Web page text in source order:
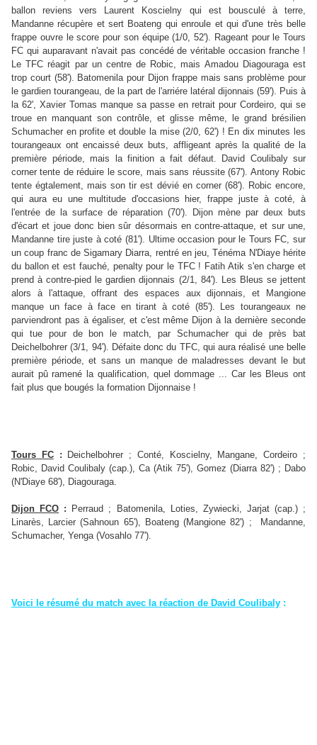
ballon reviens vers Laurent Koscielny qui est bousculé à terre,
Mandanne récupère et sert Boateng qui enroule et qui d'une très belle
frappe ouvre le score pour son équipe (1/0, 52'). Rageant pour le Tours
FC qui auparavant n'avait pas concédé de véritable occasion franche !
Le TFC réagit par un centre de Robic, mais Amadou Diagouraga est
trop court (58'). Batomenila pour Dijon frappe mais sans problème pour
le gardien tourangeau, de la part de l'arriére latéral dijonnais (59'). Puis à
la 62', Xavier Tomas manque sa passe en retrait pour Cordeiro, qui se
troue en manquant son contrôle, et glisse même, le grand brésilien
Schumacher en profite et double la mise (2/0, 62') ! En dix minutes les
tourangeaux ont encaissé deux buts, affligeant après la qualité de la
première période, mais la finition a fait défaut. David Coulibaly sur
corner tente de réduire le score, mais sans réussite (67'). Antony Robic
tente égtalement, mais son tir est dévié en corner (68'). Robic encore,
qui aura eu une multitude d'occasions hier, frappe juste à coté, à
l'entrée de la surface de réparation (70'). Dijon mène par deux buts
d'écart et joue donc bien sûr désormais en contre-attaque, et sur une,
Mandanne tire juste à coté (81'). Ultime occasion pour le Tours FC, sur
un coup franc de Sigamary Diarra, rentré en jeu, Ténéma N'Diaye hérite
du ballon et est fauché, penalty pour le TFC ! Fatih Atik s'en charge et
prend à contre-pied le gardien dijonnais (2/1, 84'). Les Bleus se jettent
alors à l'attaque, offrant des espaces aux dijonnais, et Mangione
manque un face à face en tirant à coté (85'). Les tourangeaux ne
parviendront pas à égaliser, et c'est même Dijon à la dernière seconde
qui tue pour de bon le match, par Schumacher qui de près bat
Deichelbohrer (3/1, 94'). Défaite donc du TFC, qui aura réalisé une belle
première période, et sans un manque de maladresses devant le but
aurait pû ramené la qualification, quel dommage ... Car les Bleus ont
fait plus que bougés la formation Dijonnaise !
Tours FC : Deichelbohrer ; Conté, Koscielny, Mangane, Cordeiro ;
Robic, David Coulibaly (cap.), Ca (Atik 75'), Gomez (Diarra 82') ; Dabo
(N'Diaye 68'), Diagouraga.
Dijon FCO : Perraud ; Batomenila, Loties, Zywiecki, Jarjat (cap.) ;
Linarès, Larcier (Sahnoun 65'), Boateng (Mangione 82') ; Mandanne,
Schumacher, Yenga (Vosahlo 77').
Voici le résumé du match avec la réaction de David Coulibaly :